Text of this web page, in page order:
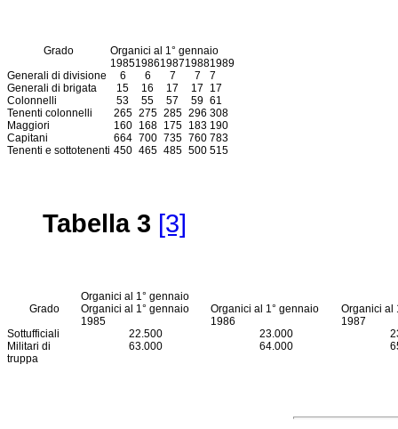
Grado
Organici al 1° gennaio
19851986198719881989
Generali di divisione
6 6 7 7
7
Generali di brigata
15 16 17 17
17
Colonnelli
53 55 57 59 61
Tenenti colonnelli
265 275 285 296 308
Maggiori
160 168 175 183 190
Capitani
664 700 735 760 783
Tenenti e sottotenenti 450 465 485 500 515
Tabella 3 [3]
Organici al 1° gennaio
Grado
Organici al 1° gennaio
1985
Organici al 1° gennaio
1986
Organici al
1987
Sottufficiali
22.500 23.000
Militari di
truppa
63.000 64.000